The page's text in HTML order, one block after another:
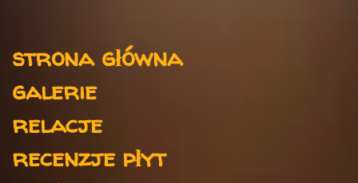
r
z
strona główna
galerie
relacje
recenzje płyt